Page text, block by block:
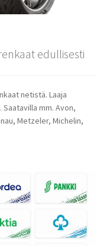
edullisesti
netistä. Laaja
mm. Avon,
Metzeler, Michelin,